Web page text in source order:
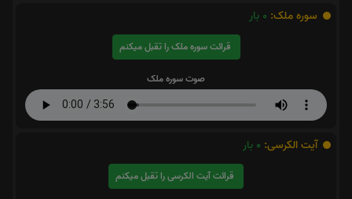
سوره ملک: 0 بار
قرائت سوره ملک را تقبل میکنم
صوت سوره ملک
آیت الکرسی: 0 بار
قرائت آیت الکرسی را تقبل میکنم